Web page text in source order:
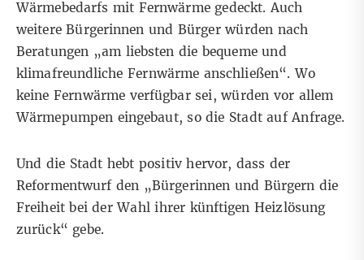
Wärmebedarfs mit Fernwärme gedeckt. Auch
weitere Bürgerinnen und Bürger würden nach
Beratungen „am liebsten die bequeme und
klimafreundliche Fernwärme anschließen“. Wo
keine Fernwärme verfügbar sei, würden vor allem
Wärmepumpen eingebaut, so die Stadt auf Anfrage.
Und die Stadt hebt positiv hervor, dass der
Reformentwurf den „Bürgerinnen und Bürgern die
Freiheit bei der Wahl ihrer künftigen Heizlösung
zurück“ gebe.